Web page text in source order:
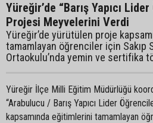
Yüreğir’de “Barış Yapıcı
Projesi Meyvelerini Verdi
Yüreğir’de yürütülen proje
tamamlayan öğrenciler için Sakıp
Ortaokulu’nda yemin ve sertifika
Yüreğir İlçe Milli Eğitim Müdürlüğü
“Arabulucu / Barış Yapıcı Lider
kapsamında eğitimlerini tamamlayan